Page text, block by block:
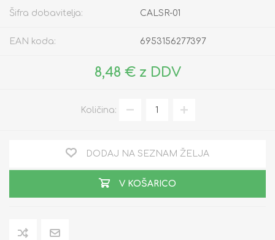
Šifra dobavitelja: CALSR-01
EAN koda: 6953156277397
8,48 € z DDV
Količina:
DODAJ NA SEZNAM ŽELJA
V KOŠARICO